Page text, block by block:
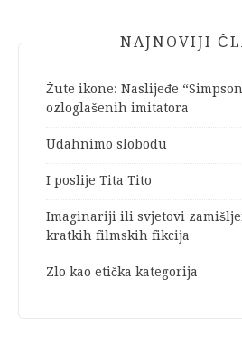
NAJNOVIJI
Žute ikone: Naslijeđe
ozloglašenih imitatora
Udahnimo slobodu
I poslije Tita Tito
Imaginariji ili svjetovi
kratkih filmskih fikcija
Zlo kao etička kategorija